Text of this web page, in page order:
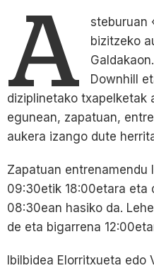
A
steburuan
bizitzeko
Downhill
diziplinetako txapelketak
egunean, zapatuan,
aukera izango dute
Zapatuan entrenamendu
09:30etik 18:00etara eta
08:30ean hasiko da.
de eta bigarrena
Ibilbidea Elorritxueta edo